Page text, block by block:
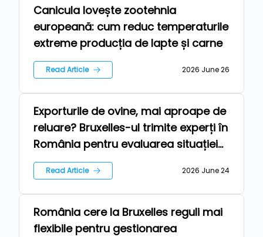
Farm
Canicula lovește zootehnia
europeană: cum reduc temperaturile
extreme producția de lapte și carne
Read Article 2026 June 26
Farm
Exporturile de ovine, mai aproape de
reluare? Bruxelles-ul trimite experți în
România pentru evaluarea situației
sanitare
Read Article 2026 June 24
Farm
România cere la Bruxelles reguli mai
flexibile pentru gestionarea